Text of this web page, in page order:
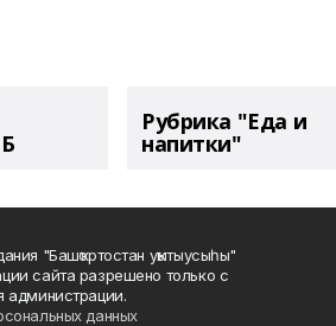
Рубрика "Еда и
напитки"
"Башҡортостан уҡытыусыһы"
сайта разрешено только с
администрации.
данных